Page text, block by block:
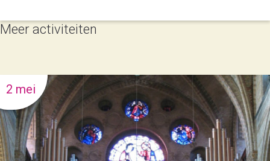
Meer activiteiten
2 mei